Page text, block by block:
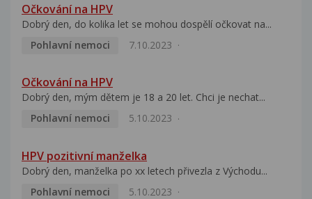
Očkování na HPV
Dobrý den, do kolika let se mohou dospělí očkovat na...
Pohlavní nemoci
7.10.2023
Očkování na HPV
Dobrý den, mým dětem je 18 a 20 let. Chci je nechat...
Pohlavní nemoci
5.10.2023
HPV pozitivní manželka
Dobrý den, manželka po xx letech přivezla z Východu...
Pohlavní nemoci
5.10.2023